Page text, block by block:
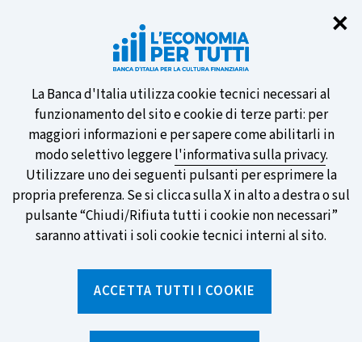
✕
Informativa
sui
cookie
La Banca d'Italia utilizza cookie tecnici necessari al
funzionamento del sito e cookie di terze parti: per
maggiori informazioni e per sapere come abilitarli in
modo selettivo leggerel'informativa sulla privacy.
Utilizzare uno dei seguenti pulsanti per esprimere la
propria preferenza. Se si clicca sulla X in alto a destra o sul
pulsante “Chiudi/Rifiuta tutti i cookie non necessari”
saranno attivati i soli cookie tecnici interni al sito.
ACCETTA TUTTI I COOKIE
Partecipa al sondaggio della BCE
sulle nuove banconote e vota la tua
preferita!
SCOPRI DI PIÙ